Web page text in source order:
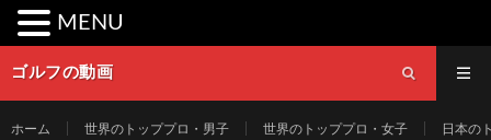
ゴルフの動画
ホーム 世界のトッププロ・男子 世界のトッププロ・女子 日本の
MENU